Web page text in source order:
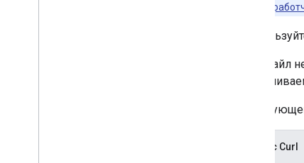
для
Если файл
В
Запрос Curl